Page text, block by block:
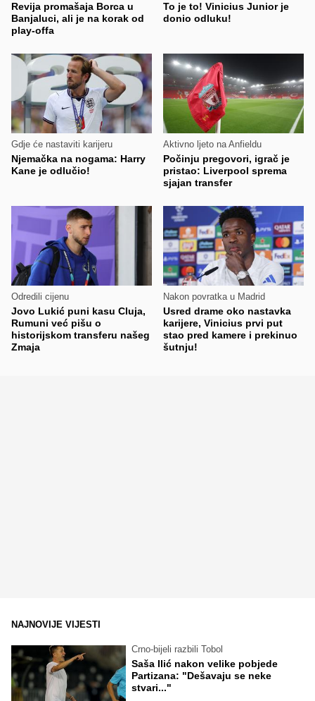
Revija promašaja Borca u
Banjaluci, ali je na korak od
play-offa
To je to! Vinicius Junior je
donio odluku!
Gdje će nastaviti karijeru
Njemačka na nogama: Harry
Kane je odlučio!
Aktivno ljeto na Anfieldu
Počinju pregovori, igrač je
pristao: Liverpool sprema
sjajan transfer
Odredili cijenu
Jovo Lukić puni kasu Cluja,
Rumuni već pišu o
historijskom transferu našeg
Zmaja
Nakon povratka u Madrid
Usred drame oko nastavka
karijere, Vinicius prvi put
stao pred kamere i prekinuo
šutnju!
NAJNOVIJE VIJESTI
Crno-bijeli razbili Tobol
Saša Ilić nakon velike pobjede
Partizana: "Dešavaju se neke
stvari..."